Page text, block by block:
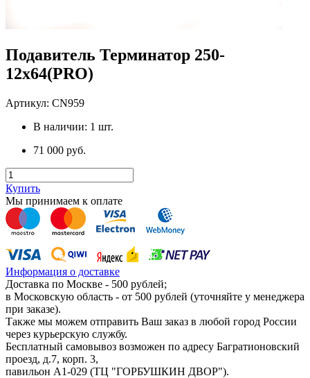
Подавитель Терминатор 250-
12х64(PRO)
Артикул: CN959
В наличии: 1 шт.
71 000 руб.
Купить
Мы принимаем к оплате
Информация о доставке
Доставка по Москве - 500 рублей;
в Московскую область - от 500 рублей (уточняйте у менеджера
при заказе).
Также мы можем отправить Ваш заказ в любой город России
через курьерскую службу.
Бесплатный самовывоз возможен по адресу Багратионовский
проезд, д.7, корп. 3,
павильон А1-029 (ТЦ "ГОРБУШКИН ДВОР").